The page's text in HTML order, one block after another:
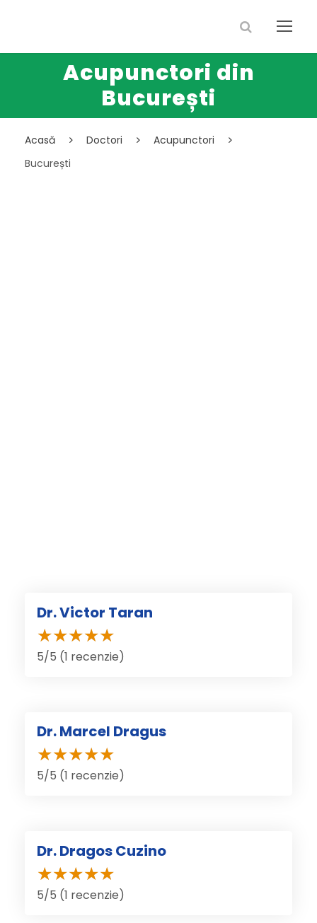
Acupunctori din
București
Acasă Doctori
Acupunctori
București
Dr. Victor Taran
5/5 (1 recenzie)
Dr. Marcel Dragus
5/5 (1 recenzie)
Dr. Dragos Cuzino
5/5 (1 recenzie)